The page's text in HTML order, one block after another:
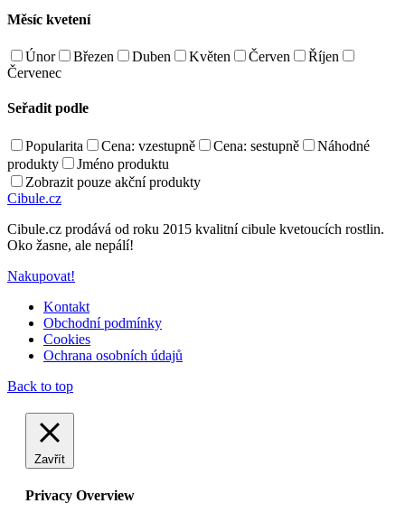
Měsíc kvetení
Únor Březen Duben Květen Červen
Říjen
Červenec
Seřadit podle
Popularita Cena: vzestupně Cena: sestupně
Náhodné
produkty
Jméno produktu
Zobrazit pouze akční produkty
Cibule.cz
Cibule.cz prodává od roku 2015 kvalitní cibule kvetoucích rostlin.
Oko žasne, ale nepálí!
Nakupovat!
Kontakt
Obchodní podmínky
Cookies
Ochrana osobních údajů
Back to top
Zavřít
Privacy Overview